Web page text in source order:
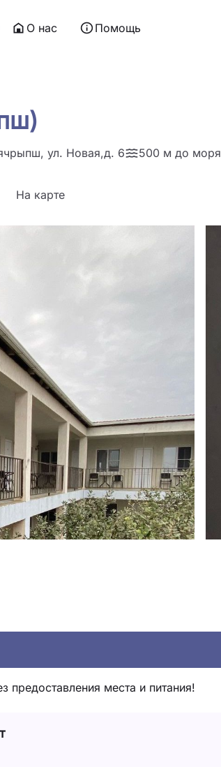
О нас Помощь
ул. Новая,д. 6 500 м до моря
На карте
предоставления места и питания!